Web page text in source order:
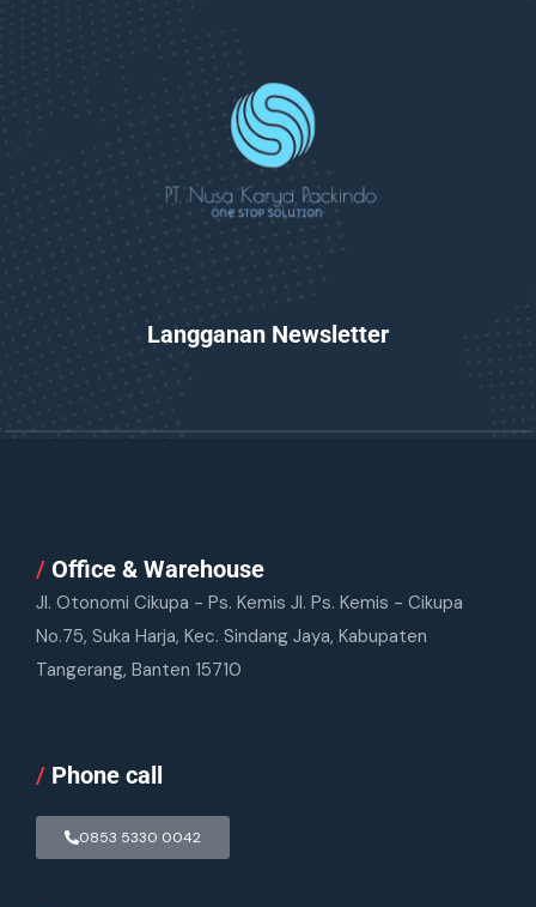
Langganan Newsletter
/ Office & Warehouse
Jl. Otonomi Cikupa - Ps. Kemis Jl. Ps. Kemis - Cikupa
No.75, Suka Harja, Kec. Sindang Jaya, Kabupaten
Tangerang, Banten 15710
/ Phone call
0853 5330 0042